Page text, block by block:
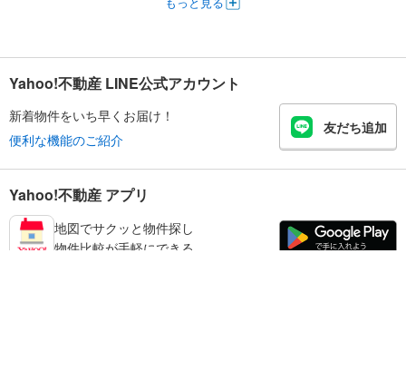
Yahoo!不動産 LINE公式アカウント
新着物件をいち早くお届け！
便利な機能のご紹介
友だち追加
Yahoo!不動産 アプリ
地図でサクッと物件探し
物件比較が手軽にできる